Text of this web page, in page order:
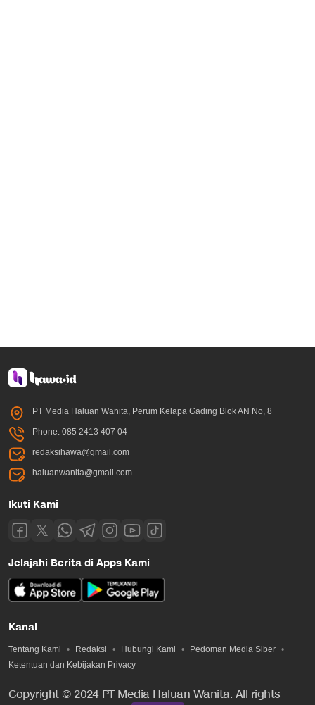
PT Media Haluan Wanita, Perum Kelapa Gading Blok AN No, 8
Phone: 085 2413 407 04
redaksihawa@gmail.com
haluanwanita@gmail.com
Ikuti Kami
Jelajahi Berita di Apps Kami
Kanal
Tentang Kami Redaksi Hubungi Kami
Pedoman Media Siber
Ketentuan dan Kebijakan Privacy
Copyright © 2024 PT Media Haluan Wanita. All rights